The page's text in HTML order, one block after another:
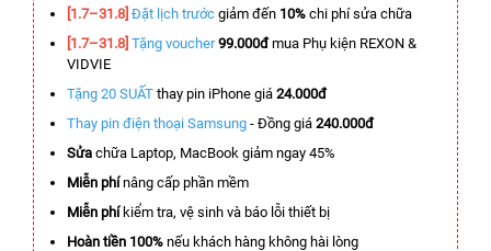
[1.7–31.8] Đặt lịch trước giảm đến 10% chi phí sửa chữa
[1.7–31.8] Tặng voucher 99.000đmua Phụ kiện REXON &
VIDVIE
Tặng 20 SUẤT thay pin iPhone giá 24.000đ
Thay pin điện thoại Samsung - Đồng giá 240.000đ
Sửa chữa Laptop, MacBook giảm ngay 45%
Miễn phínâng cấp phần mềm
Miễn phíkiểm tra, vệ sinh và báo lỗi thiết bị
Hoàn tiền 100% nếu khách hàng không hài lòng